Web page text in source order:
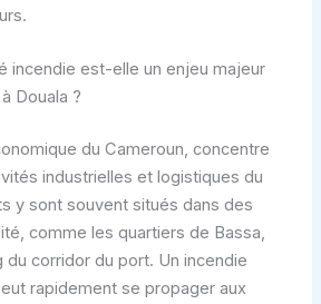
incendie est-elle un enjeu majeur
Douala ?
du Cameroun, concentre
industrielles et logistiques du
y sont souvent situés dans des
comme les quartiers de Bassa,
du corridor du port. Un incendie
rapidement se propager aux